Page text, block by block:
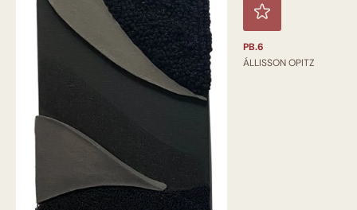
PB.6
ÁLLISSON OPITZ